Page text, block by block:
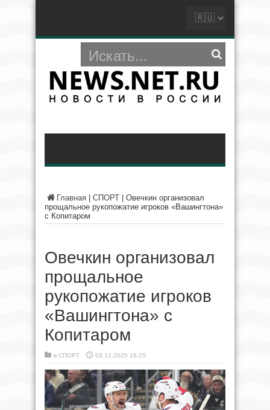
Главная СПОРТ
Овечкин организовал
прощальное рукопожатие игроков «Вашингтона»
с Копитаром
Овечкин организовал
прощальное
рукопожатие игроков
«Вашингтона» с
Копитаром
в СПОРТ 03.12.2025 16:25